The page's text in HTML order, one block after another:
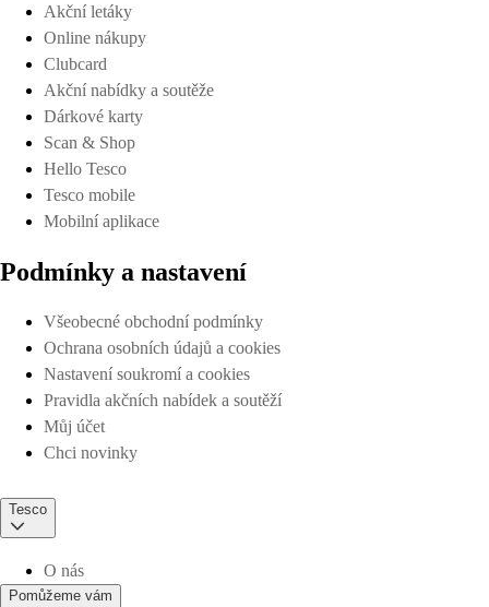
Akční letáky
Online nákupy
Clubcard
Akční nabídky a soutěže
Dárkové karty
Scan & Shop
Hello Tesco
Tesco mobile
Mobilní aplikace
Podmínky a nastavení
Všeobecné obchodní podmínky
Ochrana osobních údajů a cookies
Nastavení soukromí a cookies
Pravidla akčních nabídek a soutěží
Můj účet
Chci novinky
Tesco
O nás
Pomůžeme vám